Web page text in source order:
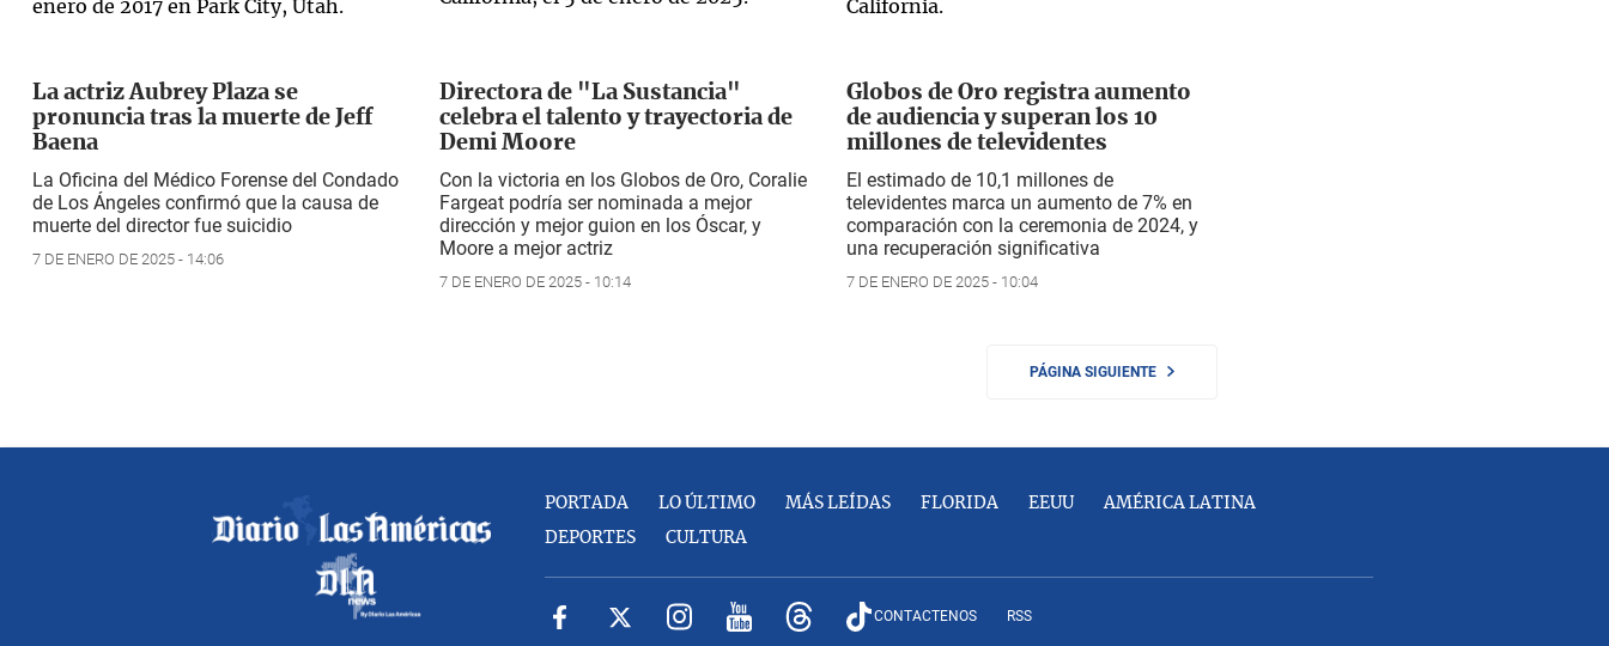
La actriz Aubrey Plaza se
pronuncia tras la muerte de Jeff
Baena
La Oficina del Médico Forense del Condado
de Los Ángeles confirmó que la causa de
muerte del director fue suicidio
7 DE ENERO DE 2025 - 14:06
Directora de "La Sustancia"
celebra el talento y trayectoria de
Demi Moore
Con la victoria en los Globos de Oro, Coralie
Fargeat podría ser nominada a mejor
dirección y mejor guion en los Óscar, y
Moore a mejor actriz
7 DE ENERO DE 2025 - 10:14
Globos de Oro registra aumento
de audiencia y superan los 10
millones de televidentes
El estimado de 10,1 millones de
televidentes marca un aumento de 7% en
comparación con la ceremonia de 2024, y
una recuperación significativa
7 DE ENERO DE 2025 - 10:04
PÁGINA SIGUIENTE
PORTADA LO ÚLTIMO MÁS LEÍDAS FLORIDA EEUU AMÉRICA LATINA
DEPORTES CULTURA
CONTACTENOS RSS